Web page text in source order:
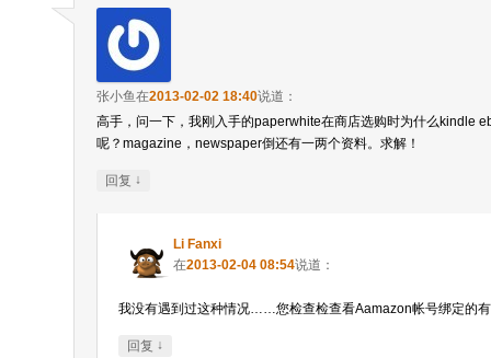
张小鱼在2013-02-02 18:40说道：
高手，问一下，我刚入手的paperwhite在商店选购时为什么kindle
呢？magazine，newspaper倒还有一两个资料。求解！
回复 ↓
Li Fanxi
在2013-02-04 08:54说道：
我没有遇到过这种情况……您检查检查看Aamazon帐号绑定的
回复 ↓